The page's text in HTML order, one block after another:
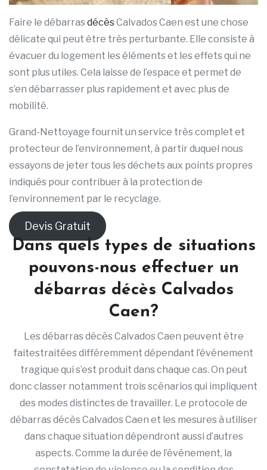
Faire le débarras décèsCalvados Caen est une chose
délicate qui peut être très perturbante. Elle consiste à
évacuer du logement les éléments et les effets qui ne
sont plus utiles. Cela laisse de l’espace et permet de
s’en débarrasser plus rapidement et avec plus de
mobilité.
Grand-Nettoyage fournit un service très complet et
protecteur de l’environnement, à partir duquel nous
essayons de jeter tous les déchets aux points propres
indiqués pour contribuer à la protection de
l’environnement par le recyclage.
Devis Gratuit
Dans quels types de situations
pouvons-nous effectuer un
débarras décès Calvados
Caen?
Les débarras décès Calvados Caen peuvent être
faitestraitées différemment dépendant l’événement
tragique qui s’est produit dans chaque cas. On peut
donc classer notamment trois scénarios qui impliquent
des modes distinctes de travailler. Le protocole de
débarras décès Calvados Caen et les mesures à utiliser
dans chaque situation dépendront aussi d’autres
aspects. Comme la durée de l’événement, la